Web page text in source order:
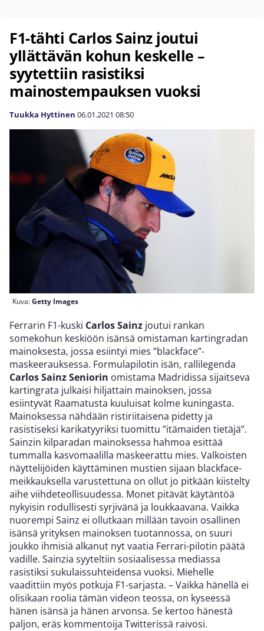
F1-tähti Carlos Sainz joutui
yllättävän kohun keskelle –
syytettiin rasistiksi
mainostempauksen vuoksi
Tuukka Hyttinen 06.01.2021 08:50
Kuva:Getty Images
Ferrarin F1-kuski Carlos Sainz joutui rankan
somekohun keskiöön isänsä omistaman kartingradan
mainoksesta, jossa esiintyi mies ”blackface”-
maskeerauksessa. Formulapilotin isän, rallilegenda
Carlos Sainz Seniorin omistama Madridissa sijaitseva
kartingrata julkaisi hiljattain mainoksen, jossa
esiintyvät Raamatusta kuuluisat kolme kuningasta.
Mainoksessa nähdään ristiriitaisena pidetty ja
rasistiseksi karikatyyriksi tuomittu ”itämaiden tietäjä”.
Sainzin kilparadan mainoksessa hahmoa esittää
tummalla kasvomaalilla maskeerattu mies. Valkoisten
näyttelijöiden käyttäminen mustien sijaan blackface-
meikkauksella varustettuna on ollut jo pitkään kiistelty
aihe viihdeteollisuudessa. Monet pitävät käytäntöä
nykyisin rodullisesti syrjivänä ja loukkaavana. Vaikka
nuorempi Sainz ei ollutkaan millään tavoin osallinen
isänsä yrityksen mainoksen tuotannossa, on suuri
joukko ihmisiä alkanut nyt vaatia Ferrari-pilotin päätä
vadille. Sainzia syyteltiin sosiaalisessa mediassa
rasistiksi sukulaissuhteidensa vuoksi. Miehelle
vaadittiin myös potkuja F1-sarjasta. – Vaikka hänellä ei
olisikaan roolia tämän videon teossa, on kyseessä
hänen isänsä ja hänen arvonsa. Se kertoo hänestä
paljon, eräs kommentoija Twitterissä raivosi.